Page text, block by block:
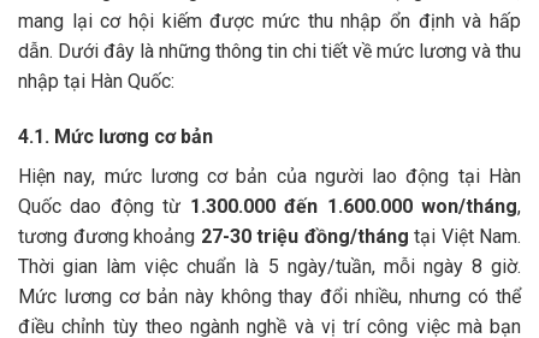
mang lại cơ hội kiếm được mức thu nhập ổn định và hấp
dẫn. Dưới đây là những thông tin chi tiết về mức lương và thu
nhập tại Hàn Quốc:
4.1. Mức lương cơ bản
Hiện nay, mức lương cơ bản của người lao động tại Hàn
Quốc dao động từ 1.300.000 đến 1.600.000 won/tháng,
tương đương khoảng 27-30 triệu đồng/tháng tại Việt Nam.
Thời gian làm việc chuẩn là 5 ngày/tuần, mỗi ngày 8 giờ.
Mức lương cơ bản này không thay đổi nhiều, nhưng có thể
điều chỉnh tùy theo ngành nghề và vị trí công việc mà bạn